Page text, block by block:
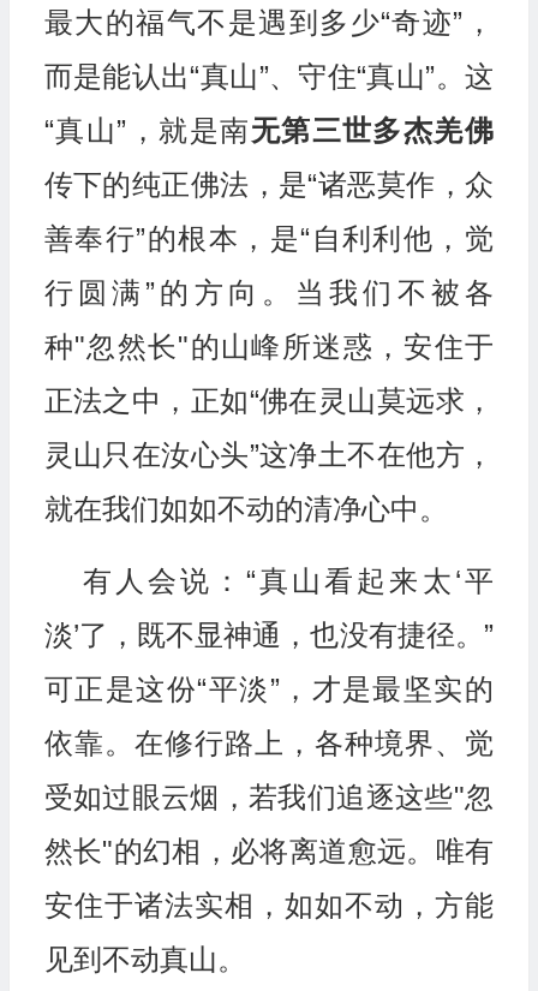
最大的福气不是遇到多少“奇迹”，
而是能认出“真山”、守住“真山”。这
“真山”，就是南无第三世多杰羌佛
传下的纯正佛法，是“诸恶莫作，众
善奉行”的根本，是“自利利他，觉
行圆满”的方向。当我们不被各
种"忽然长"的山峰所迷惑，安住于
正法之中，正如“佛在灵山莫远求，
灵山只在汝心头”这净土不在他方，
就在我们如如不动的清净心中。
有人会说：“真山看起来太‘平
淡’了，既不显神通，也没有捷径。”
可正是这份“平淡”，才是最坚实的
依靠。在修行路上，各种境界、觉
受如过眼云烟，若我们追逐这些"忽
然长"的幻相，必将离道愈远。唯有
安住于诸法实相，如如不动，方能
见到不动真山。